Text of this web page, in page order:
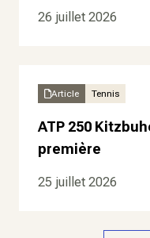
26 juillet 2026
Article Tennis
ATP 250
première
25 juillet 2026